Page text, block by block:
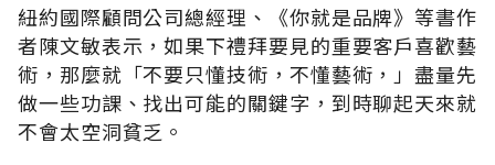
紐約國際顧問公司總經理、《你就是品牌》等書作
者陳文敏表示，如果下禮拜要見的重要客戶喜歡藝
術，那麼就「不要只懂技術，不懂藝術，」盡量先
做一些功課、找出可能的關鍵字，到時聊起天來就
不會太空洞貧乏。